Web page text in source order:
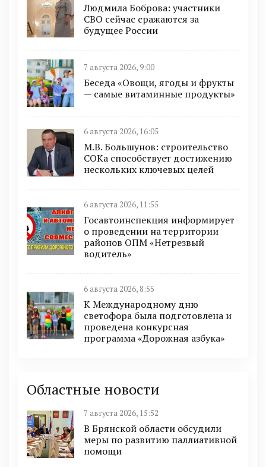
Людмила Боброва: участники
СВО сейчас сражаются за
будущее России
7 августа 2026, 9:00
Беседа «Овощи, ягоды и фрукты
— самые витаминные продукты»
6 августа 2026, 16:05
М.В. Большунов: строительство
СОКа способствует достижению
нескольких ключевых целей
6 августа 2026, 11:55
Госавтоинспекция информирует
о проведении на территории
районов ОПМ «Нетрезвый
водитель»
6 августа 2026, 8:55
К Международному дню
светофора была подготовлена и
проведена конкурсная
программа «Дорожная азбука»
Областные новости
7 августа 2026, 15:52
В Брянской области обсудили
меры по развитию паллиативной
помощи